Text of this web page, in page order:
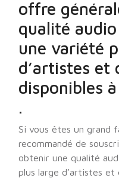
offre
qualité
une variété
d’artistes et
disponibles
.
Si vous êtes un grand
recommandé de
obtenir une qualité
plus large d’artistes